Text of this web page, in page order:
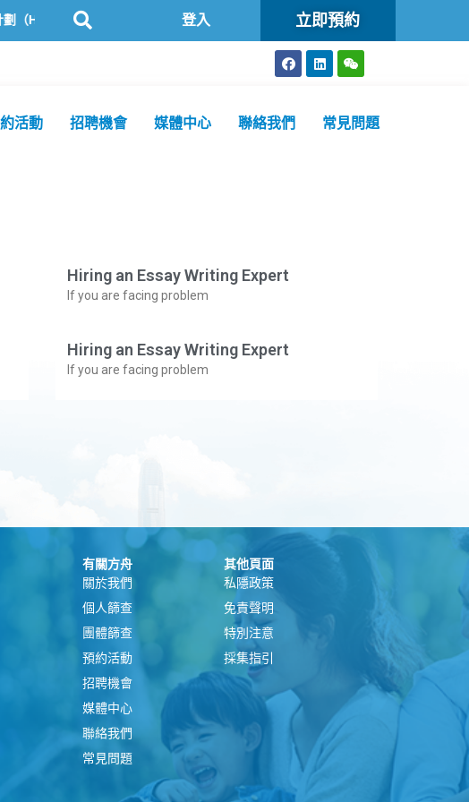
）認可 方舟公共衞生化驗所為香港特區政府認可進行2019冠狀病毒病
登入 立即預約
活動 招聘機會 媒體中心 聯絡我們 常見問題
Hiring an Essay Writing Expert
If you are facing problem
Hiring an Essay Writing Expert
If you are facing problem
有關方舟
關於我們
個人篩查
團體篩查
預約活動
招聘機會
媒體中心
聯絡我們
常見問題
其他頁面
私隱政策
免責聲明
特別注意
採集指引